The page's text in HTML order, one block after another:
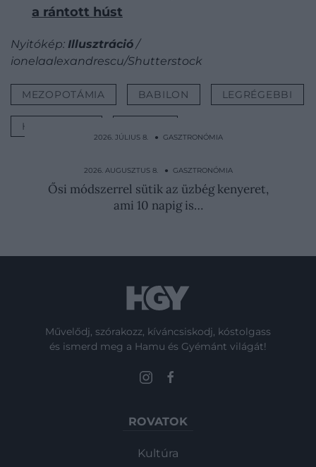
a rántott húst
Nyitókép: Illusztráció/
ionelaalexandrescu/Shutterstock
MEZOPOTÁMIA BABILON LEGRÉGEBBI
HAMMURAPI
2026. JÚLIUS 8. ● GASZTRONÓMIA
citromkarika a bécsi…
2026. AUGUSZTUS 8. ● GASZTRONÓMIA
Ősi módszerrel sütik az üzbég kenyeret,
ami 10 napig is…
Művelődj, szórakozz, kíváncsiskodj, kóstolgass
és ismerd meg a Hamu és Gyémánt világát!
ROVATOK
Kultúra